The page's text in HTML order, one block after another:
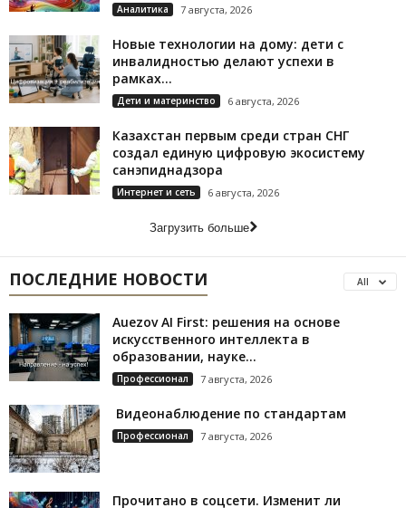
Аналитика 7 августа, 2026
Новые технологии на дому: дети с
инвалидностью делают успехи в
рамках...
Дети и материнство 6 августа, 2026
Казахстан первым среди стран СНГ
создал единую цифровую экосистему
санэпиднадзора
Интернет и сеть 6 августа, 2026
Загрузить больше
ПОСЛЕДНИЕ НОВОСТИ All
Auezov AI First: решения на основе
искусственного интеллекта в
образовании, науке...
Профессионал 7 августа, 2026
Видеонаблюдение по стандартам
Профессионал 7 августа, 2026
Прочитано в соцсети. Изменит ли